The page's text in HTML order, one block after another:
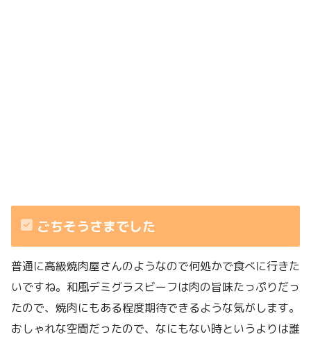
ごちそうさまでした
普通に高級焼肉屋さんのようなので何処かで食べに行きた
いですね。和風デミグラスビーフは肉の旨味たっぷりだっ
たので、焼肉にもある程度期待できるような気がします。
おしゃれな空間だったので、なにもない時というよりは誰